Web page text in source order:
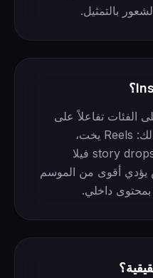
بالتمثيل.
الفئات تفاعلاً على
مدار السنة. المولّد مصمم لذلك: Reels يخت،
كاروسيلات حوض السباحة، story drops فيلا
أقوى من الموسم
بمحتوى داخلي.